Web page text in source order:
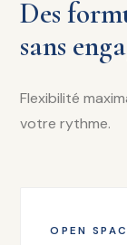
Des
sans
Flexibilité
votre rythme.
OPEN